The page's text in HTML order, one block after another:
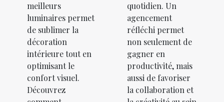
meilleurs
luminaires permet
de sublimer la
décoration
intérieure tout en
optimisant le
confort visuel.
Découvrez
quotidien. Un
agencement
réfléchi permet
non seulement de
gagner en
productivité, mais
aussi de favoriser
la collaboration et